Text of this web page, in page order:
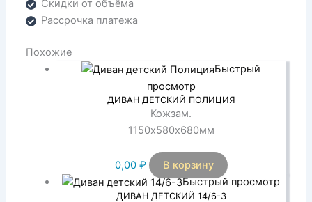
Скидки от объёма
Рассрочка платежа
Похожие
Быстрый
просмотр
ДИВАН ДЕТСКИЙ ПОЛИЦИЯ
Кожзам.
1150х580х680мм
0,00 ₽
В корзину
Быстрый просмотр
ДИВАН ДЕТСКИЙ 14/6-3